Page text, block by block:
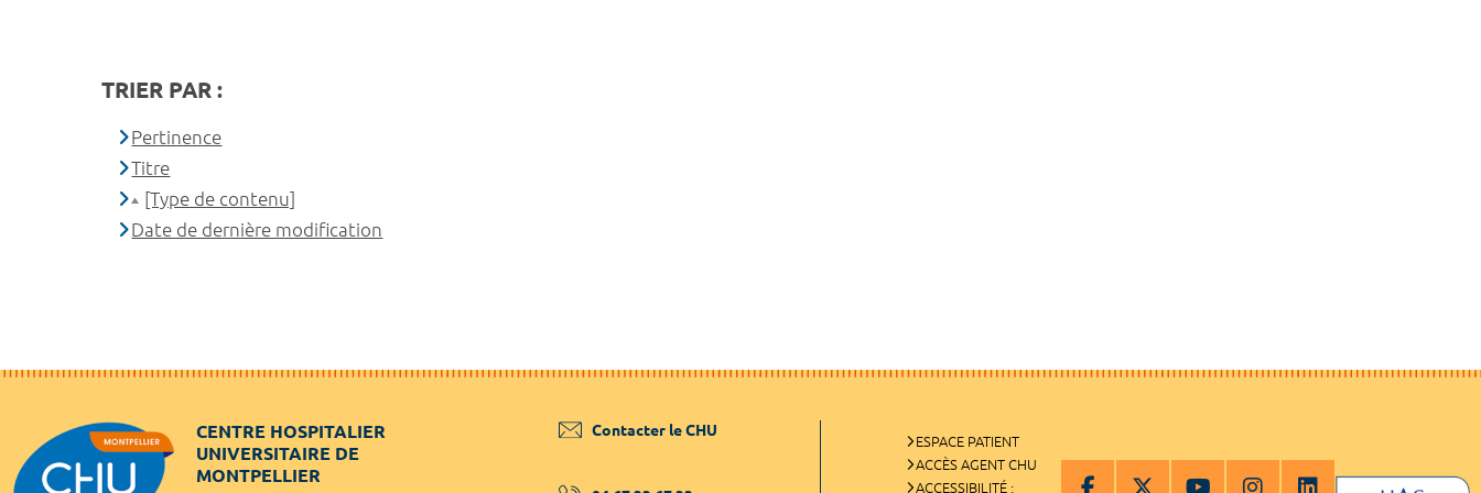
TRIER PAR :
Pertinence
Titre
[Type de contenu]
Date de dernière modification
CENTRE HOSPITALIER
UNIVERSITAIRE DE
MONTPELLIER
Contacter le CHU
ESPACE PATIENT
ACCÈS AGENT CHU
ACCESSIBILITÉ :